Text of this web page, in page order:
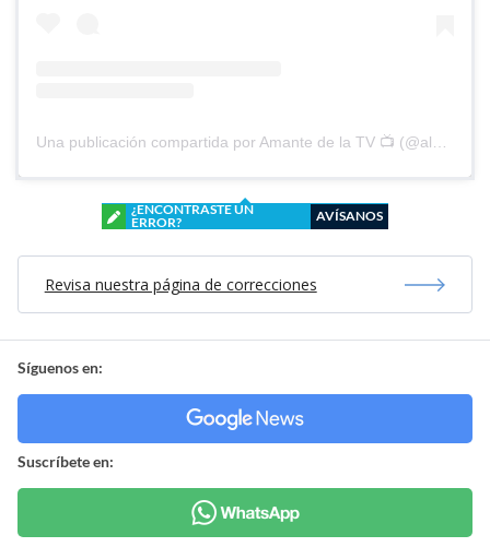
Una publicación compartida por Amante de la TV 📺 (@alguien_te_observa)
¿ENCONTRASTE UN
ERROR?
AVÍSANOS
Revisa nuestra página de correcciones
Síguenos en:
Suscríbete en: